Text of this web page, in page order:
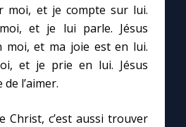
moi, et je compte sur lui.
et je lui parle. Jésus
moi, et ma joie est en lui.
et je prie en lui. Jésus
de l’aimer.
Christ, c’est aussi trouver